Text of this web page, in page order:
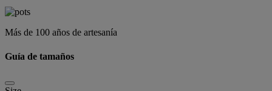
Más de 100 años de artesanía
Guía de tamaños